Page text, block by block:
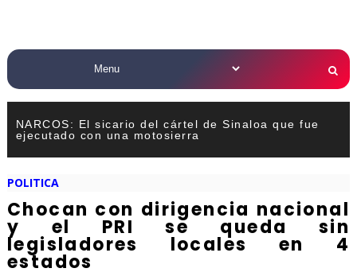
NARCOS: El sicario del cártel de Sinaloa que fue
ejecutado con una motosierra
POLITICA
Chocan con dirigencia nacional
y el PRI se queda sin
legisladores locales en 4
estados